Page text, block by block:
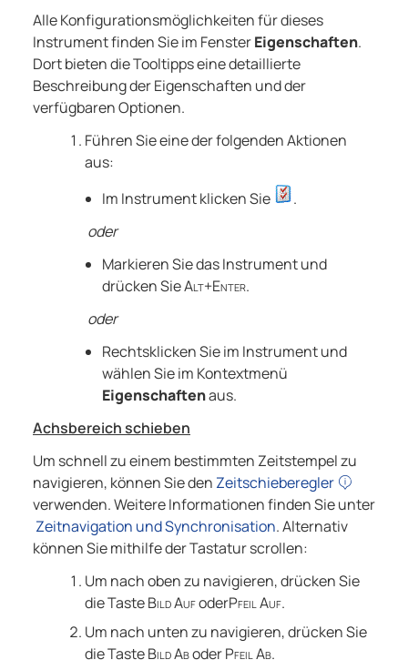
Alle Konfigurationsmöglichkeiten für dieses
Instrument finden Sie im FensterEigenschaften.
Dort bieten die Tooltipps eine detaillierte
Beschreibung der Eigenschaften und der
verfügbaren Optionen.
Führen Sie eine der folgenden Aktionen
aus:
Im Instrument klicken Sie
.
oder
Markieren Sie das Instrument und
drücken SieAlt+Enter.
oder
Rechtsklicken Sie im Instrument und
wählen Sie im Kontextmenü
Eigenschaftenaus.
Achsbereich schieben
Um schnell zu einem bestimmten Zeitstempel zu
navigieren, können Sie den Zeitschieberegler
verwenden. Weitere Informationen finden Sie unter
Zeitnavigation und Synchronisation. Alternativ
können Sie mithilfe der Tastatur scrollen:
Um nach oben zu navigieren, drücken Sie
die TasteBild AufoderPfeil Auf.
Um nach unten zu navigieren, drücken Sie
die TasteBild AboderPfeil Ab.